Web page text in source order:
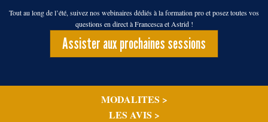
Tout au long de l’été, suivez nos webinaires dédiés à la formation pro et posez toutes vos
questions en direct à Francesca et Astrid !
Assister aux prochaines sessions
MODALITES >
LES AVIS >